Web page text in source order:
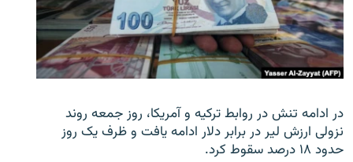
در ادامه تنش در روابط ترکیه و آمریکا، روز جمعه روند
نزولی ارزش لیر در برابر دلار ادامه یافت و ظرف یک روز
حدود ۱۸ درصد سقوط کرد.